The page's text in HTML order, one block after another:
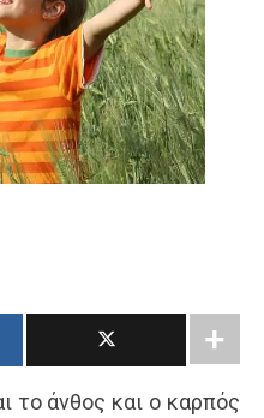
το άνθος και ο καρπός